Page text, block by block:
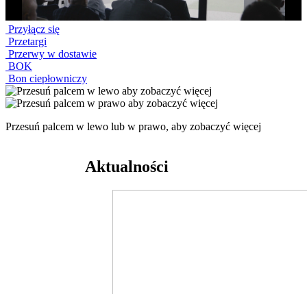
Przyłącz się
Przetargi
Przerwy w dostawie
BOK
Bon ciepłowniczy
Przesuń palcem w lewo lub w prawo, aby zobaczyć więcej
Aktualności